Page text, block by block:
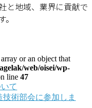
と地域、業界に貢献で
or an object that
web/oisei/wp-
line 47
て
術部会に参加しま